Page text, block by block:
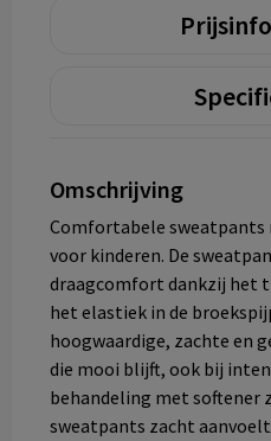
Omschrijving
Comfortabele sweatpants
voor kinderen. De
draagcomfort dankzij het
het elastiek in de
hoogwaardige, zachte en
die mooi blijft, ook bij
behandeling met softener
sweatpants zacht